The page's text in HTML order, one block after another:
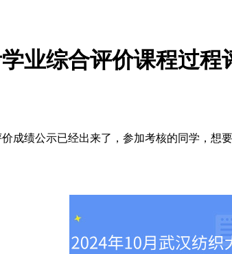
业综合评价课程过程
成绩公示已经出来了，参加考核的同学，想